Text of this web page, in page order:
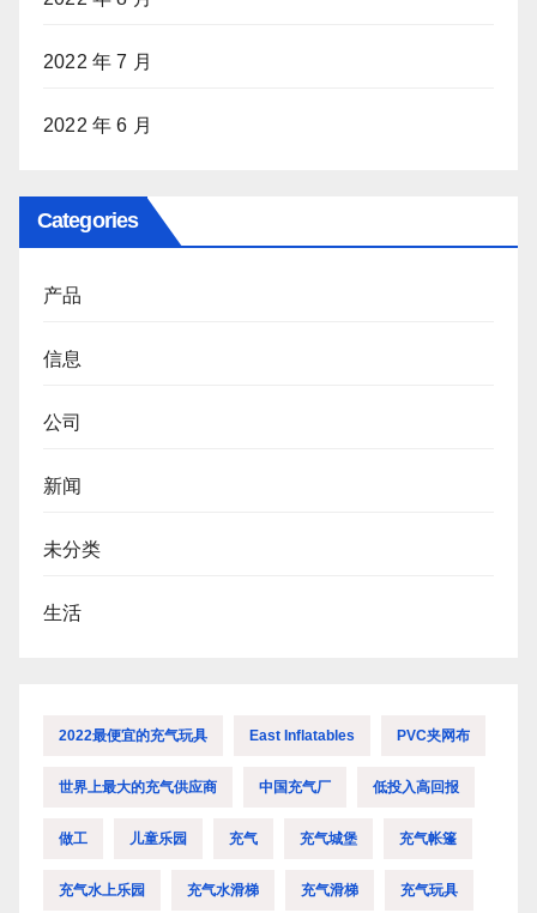
2022 年 7 月
2022 年 6 月
Categories
产品
信息
公司
新闻
未分类
生活
2022最便宜的充气玩具 East Inflatables PVC夹网布
世界上最大的充气供应商 中国充气厂 低投入高回报
做工 儿童乐园 充气 充气城堡 充气帐篷
充气水上乐园 充气水滑梯 充气滑梯 充气玩具